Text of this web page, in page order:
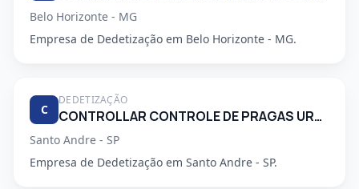
Belo Horizonte - MG
Empresa de Dedetização em Belo Horizonte - MG.
C
DEDETIZAÇÃO
CONTROLLAR CONTROLE DE PRAGAS URBANAS
Santo Andre - SP
Empresa de Dedetização em Santo Andre - SP.